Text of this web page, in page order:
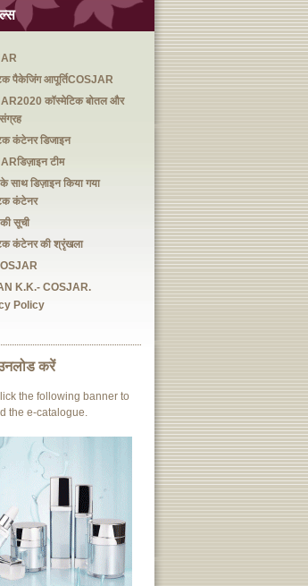
पैकेजिंग आपूर्तिCOSJAR
कॉस्मेटिक बोतल और
कंटेनर डिजाइन
टीम
साथ डिज़ाइन किया गया
कंटेनर
की सूची
कंटेनर की श्रृंखला
K.K.- COSJAR.
Policy
करें
the following banner to
the e-catalogue.